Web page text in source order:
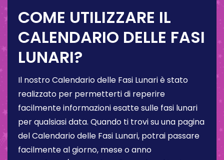
COME UTILIZZARE IL
CALENDARIO DELLE FASI
LUNARI?
Il nostro Calendario delle Fasi Lunari è stato
realizzato per permetterti di reperire
facilmente informazioni esatte sulle fasi lunari
per qualsiasi data. Quando ti trovi su una pagina
del Calendario delle Fasi Lunari, potrai passare
facilmente al giorno, mese o anno